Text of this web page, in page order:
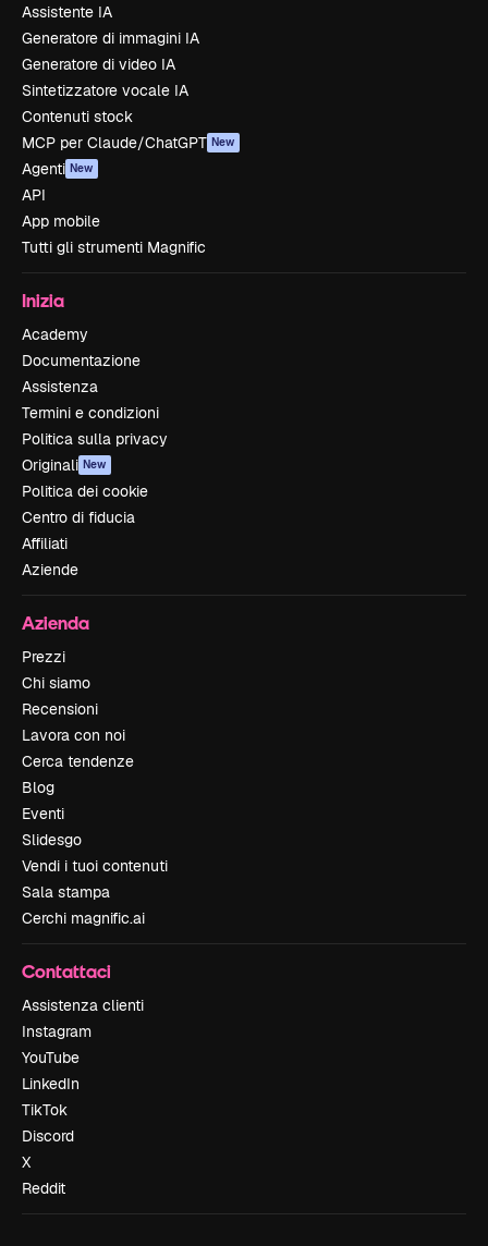
Assistente IA
Generatore di immagini IA
Generatore di video IA
Sintetizzatore vocale IA
Contenuti stock
MCP per Claude/ChatGPT New
Agenti New
API
App mobile
Tutti gli strumenti Magnific
Inizia
Academy
Documentazione
Assistenza
Termini e condizioni
Politica sulla privacy
Originali New
Politica dei cookie
Centro di fiducia
Affiliati
Aziende
Azienda
Prezzi
Chi siamo
Recensioni
Lavora con noi
Cerca tendenze
Blog
Eventi
Slidesgo
Vendi i tuoi contenuti
Sala stampa
Cerchi magnific.ai
Contattaci
Assistenza clienti
Instagram
YouTube
LinkedIn
TikTok
Discord
X
Reddit